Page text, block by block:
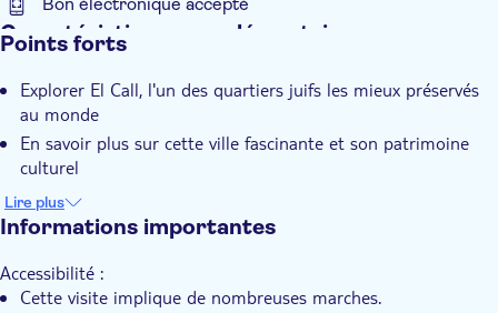
vous ses mythes et légendes. Une fois la visite guidée terminée,
vous disposerez de temps libre pour explorer la ville à votre
Caractéristiques supplémentaires
Transport inclus
Points forts
Explorer El Call, l'un des quartiers juifs les mieux préservés
au monde
En savoir plus sur cette ville fascinante et son patrimoine
culturel
Découvrez quelques-uns des lieux de tournage de la série à
succès "Game of Thrones".
Lire plus
Informations importantes
Accessibilité :
Cette visite implique de nombreuses marches.